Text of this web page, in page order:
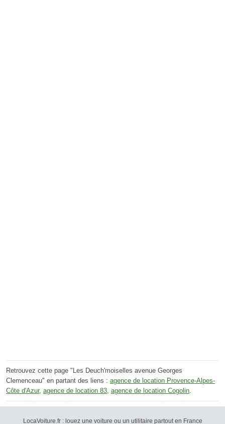
Retrouvez cette page "Les Deuch'moiselles avenue Georges
Clemenceau" en partant des liens : agence de location Provence-Alpes-
Côte d'Azur, agence de location 83, agence de location Cogolin.
LocaVoiture.fr : louez une voiture ou un utilitaire partout en France